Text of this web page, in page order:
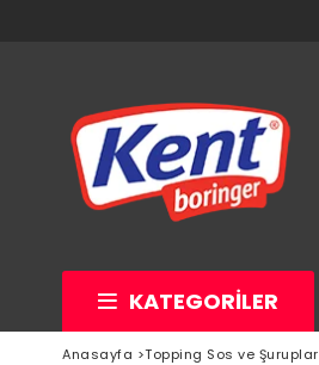
KATEGORILER
Anasayfa >Topping Sos ve Şuruplar